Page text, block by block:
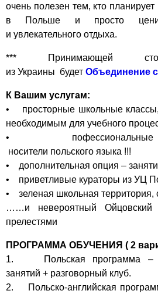
очень полезен тем, кто
в Польше и просто
и увлекательного отдыха.
*** Принимающей
из Украины будет Объединение
К Вашим услугам:
• просторные школьные
необходимым для учебного
• пофессиональные
носители польского языка !!!
• дополнительная опция –
• приветливые кураторы из УЦ
• зеленая школьная территория,
……и невероятный
прелестями
ПРОГРАММА ОБУЧЕНИЯ ( 2
1. Польская программа –
занятий + разговорный клуб.
2. Польско-английская